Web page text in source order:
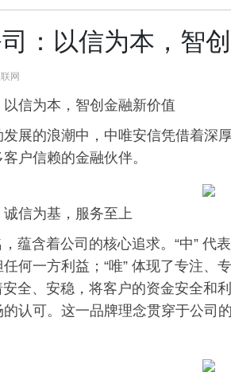
：以信为本，智
网
信为本，智创金融新价值
展的浪潮中，中唯安信凭借着深
户信赖的金融伙伴。
信为基，服务至上
，蕴含着公司的核心追求。“中”
何一方利益；“唯” 体现了专注、
安全、安稳，将客户的资金安全和
认可。这一品牌理念贯穿于公司